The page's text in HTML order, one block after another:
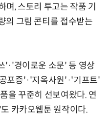
며, 스토리 투고는 작품 기
의 그림 콘티를 접수받는
'·'경이로운 소문' 등 영상
포증'·'지옥사원'·'기프트'
을 꾸준히 선보여왔다. 연
카카오웹툰 원작이다.